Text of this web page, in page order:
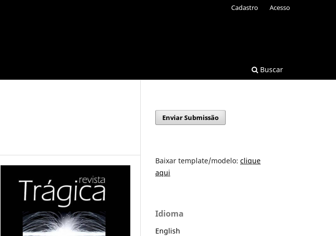
Buscar
Cadastro Acesso
Enviar Submissão
Baixar template/modelo: clique
aqui
Idioma
English